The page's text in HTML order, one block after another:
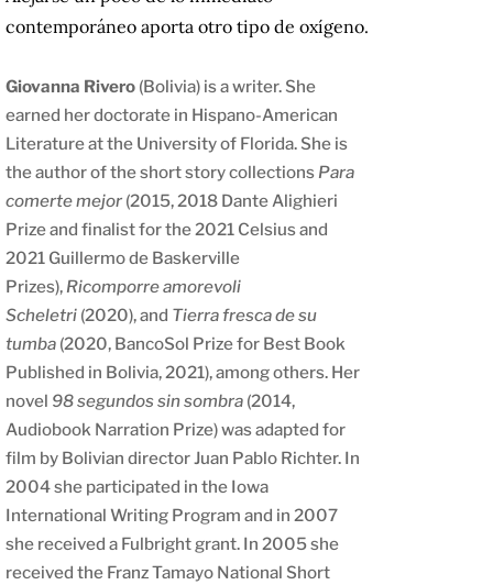
contemporáneo aporta otro tipo de oxígeno.
Giovanna Rivero (Bolivia) is a writer. She
earned her doctorate in Hispano-American
Literature at the University of Florida. She is
the author of the short story collections Para
comerte mejor (2015, 2018 Dante Alighieri
Prize and finalist for the 2021 Celsius and
2021 Guillermo de Baskerville
Prizes), Ricomporre amorevoli
Scheletri (2020), and Tierra fresca de su
tumba (2020, BancoSol Prize for Best Book
Published in Bolivia, 2021), among others. Her
novel 98 segundos sin sombra (2014,
Audiobook Narration Prize) was adapted for
film by Bolivian director Juan Pablo Richter. In
2004 she participated in the Iowa
International Writing Program and in 2007
she received a Fulbright grant. In 2005 she
received the Franz Tamayo National Short